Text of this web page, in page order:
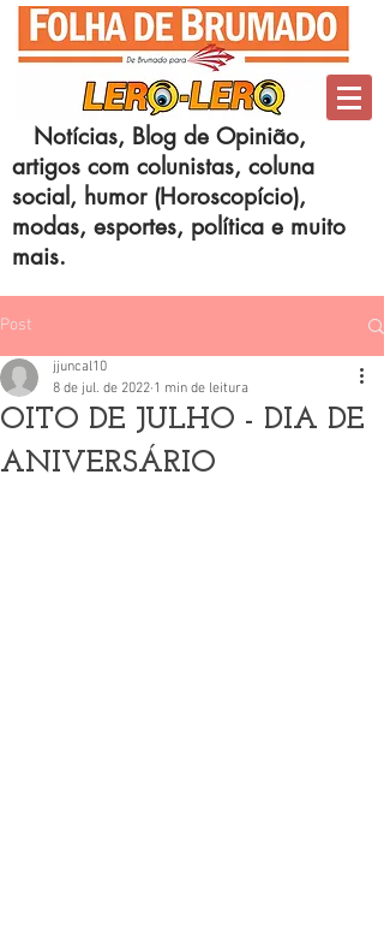
Notícias, Blog de Opinião,
artigos com colunistas, coluna
social, humor (Horoscopício),
modas, esportes, política e muito
mais.
Post
OITO DE JULHO - DIA DE
ANIVERSÁRIO
jjuncal10
8 de jul. de 2022 1 min de leitura